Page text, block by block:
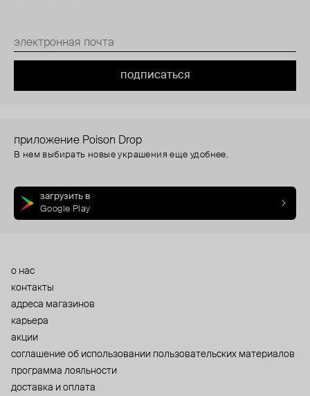
подписаться
приложение Poison Drop
В нем выбирать новые украшения еще удобнее.
загрузить в
Google Play
о нас
контакты
адреса магазинов
карьера
акции
cоглашение об использовании пользовательских материалов
программа лояльности
доставка и оплата